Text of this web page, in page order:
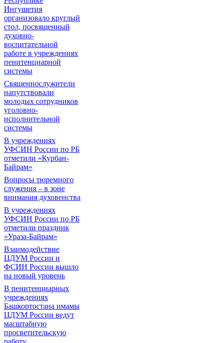
Ингушетия
организовало круглый
стол, посвященный
духовно-
воспитательной
работе в учреждениях
пенитенциарной
системы
Священнослужители
напутствовали
молодых сотрудников
уголовно-
исполнительной
системы
В учреждениях
УФСИН России по РБ
отметили «Курбан-
Байрам»
Вопросы тюремного
служения – в зоне
внимания духовенства
В учреждениях
УФСИН России по РБ
отметили праздник
«Ураза-Байрам»
Взаимодействие
ЦДУМ России и
ФСИН России вышло
на новый уровень
В пенитенциарных
учреждениях
Башкортостана имамы
ЦДУМ России ведут
масштабную
просветительскую
работу